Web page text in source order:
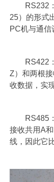
单相异步
新闻中心
公司新闻
行业新闻
联系我们
RS232：
25）的形式
PC机与通信
RS422：
Z）和两根
收数据，实
RS485：
接收共用A
线，因此它